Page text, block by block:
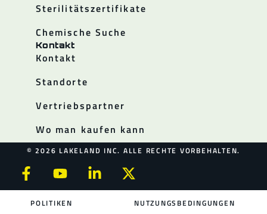
Sterilitätszertifikate
Chemische Suche
Kontakt
Kontakt
Standorte
Vertriebspartner
Wo man kaufen kann
© 2026 LAKELAND INC. ALLE RECHTE VORBEHALTEN.
POLITIKEN NUTZUNGSBEDINGUNGEN